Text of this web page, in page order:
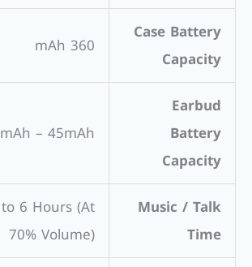
Case Battery
Capacity
360 mAh
Earbud
Battery
Capacity
– 45mAh
Music / Talk
Time
6 Hours (At
70% Volume)